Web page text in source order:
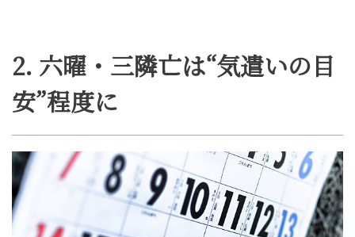
2. 六曜・三隣亡は“気遣いの目
安”程度に